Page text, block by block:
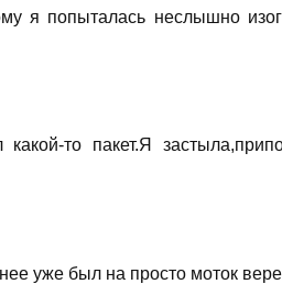
я попыталась неслышно
то пакет.Я
уже был на просто моток